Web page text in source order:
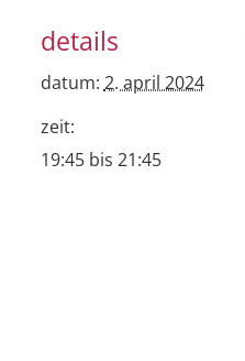
details
datum: 2. april 2024
zeit:
19:45 bis 21:45